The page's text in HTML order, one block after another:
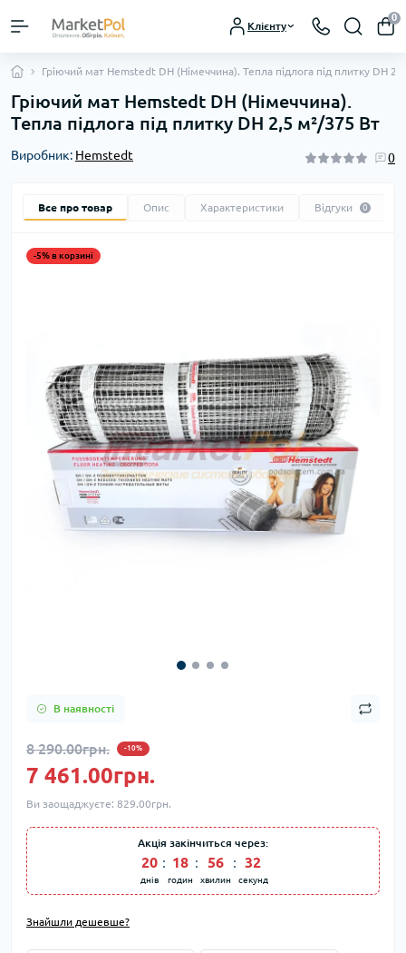
Клієнту
0
Гріючий мат Hemstedt DH (Німеччина). Тепла підлога під плитку DH
Гріючий мат Hemstedt DH (Німеччина).
Тепла підлога під плитку DH 2,5 м²/375 Вт
Виробник: Hemstedt 0
Все про товар Опис Характеристики Відгуки 0
-5% в корзині
В наявності
8 290.00грн. -10%
7 461.00грн.
Ви заощаджуєте: 829.00грн.
Акція закінчиться через:
20
днів
: 18
годин
: 56
хвилин
: 31
секунд
Знайшли дешевше?